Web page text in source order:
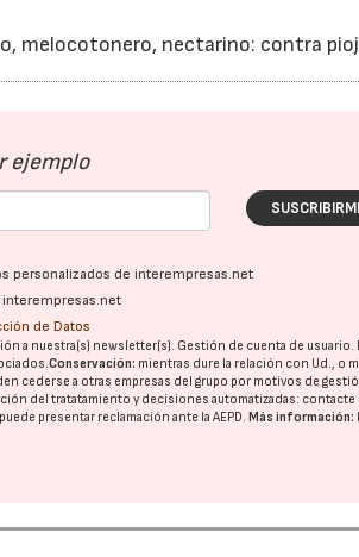
melocotonero, nectarino: contra
ejemplo
personalizados de interempresas.net
de Datos
a nuestra(s) newsletter(s). Gestión de cuenta de usuario.
Conservación: mientras dure la relación con Ud., o
cederse a otras empresas del grupo por motivos de
del tratatamiento y decisiones automatizadas: contacte
presentar reclamación ante laAEPD.Más información: